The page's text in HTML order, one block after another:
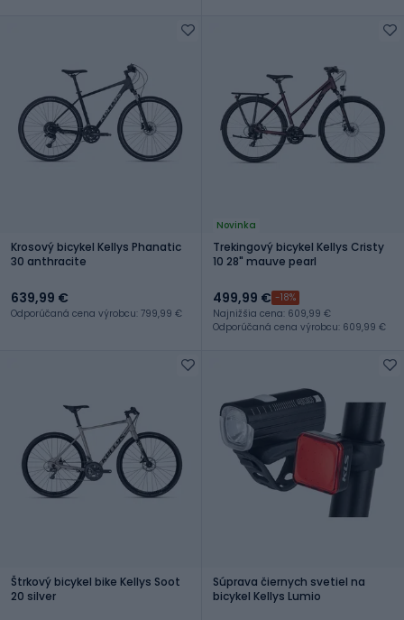
Krosový bicykel Kellys Phanatic
30 anthracite
639,99 €
Odporúčaná cena výrobcu: 799,99 €
Novinka
Trekingový bicykel Kellys Cristy
10 28" mauve pearl
499,99 € -18%
Najnižšia cena: 609,99 €
Odporúčaná cena výrobcu: 609,99 €
Štrkový bicykel bike Kellys Soot
20 silver
Súprava čiernych svetiel na
bicykel Kellys Lumio